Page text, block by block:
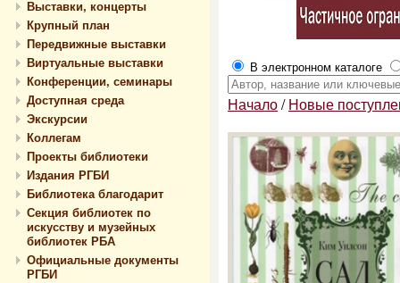
Выставки, концерты
Крупный план
Передвижные выставки
Виртуальные выставки
Конференции, семинары
Доступная среда
Экскурсии
Коллегам
Проекты библиотеки
Издания РГБИ
Библиотека благодарит
Секция библиотек по
искусству и музейных
библиотек РБА
Официальные документы
РГБИ
В электронном каталоге
Начало/ Новые